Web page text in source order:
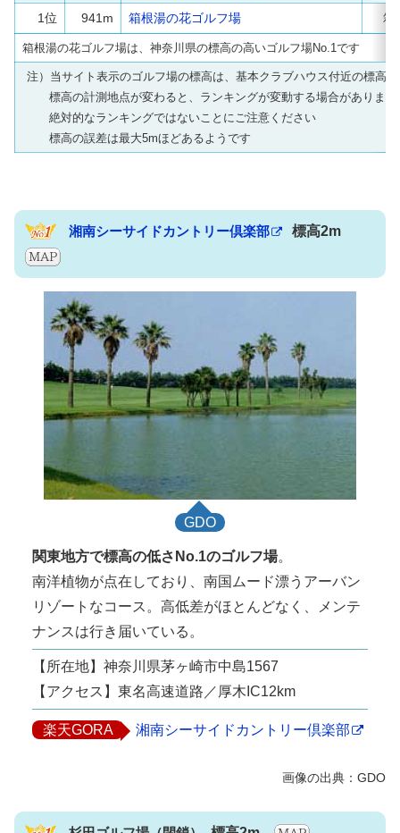
1位 941m 箱根湯の花ゴルフ場 箱
箱根湯の花ゴルフ場は、神奈川県の標高の高いゴルフ場No.1です
注）当サイト表示のゴルフ場の標高は、基本クラブハウス付近の標高
標高の計測地点が変わると、ランキングが変動する場合がありま
絶対的なランキングではないことにご注意ください
標高の誤差は最大5mほどあるようです
湘南シーサイドカントリー倶楽部 標高2m
GDO
関東地方で標高の低さNo.1のゴルフ場。
南洋植物が点在しており、南国ムード漂うアーバン
リゾートなコース。高低差がほとんどなく、メンテ
ナンスは行き届いている。
【所在地】神奈川県茅ヶ崎市中島1567
【アクセス】東名高速道路／厚木IC12km
楽天GORA 湘南シーサイドカントリー倶楽部